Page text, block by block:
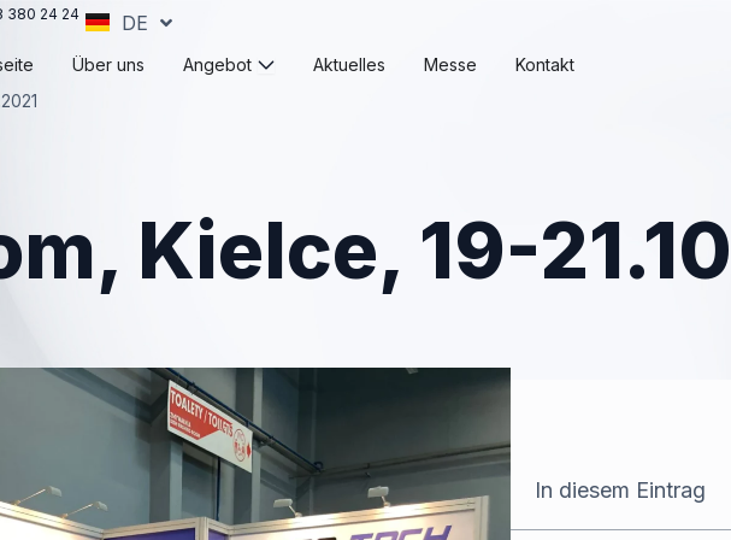
380 24 24 DE
EN
Über uns Angebot Öffne Angebot
Aktuelles Messe Kontakt
Kielce, 19-
In diesem Eintrag